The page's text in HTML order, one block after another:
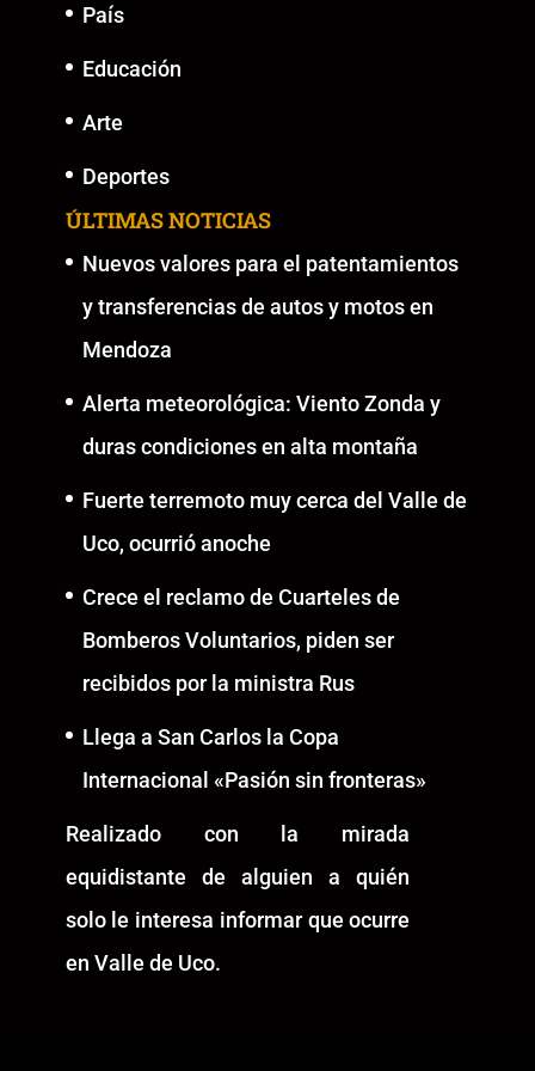
País
Educación
Arte
Deportes
ÚLTIMAS NOTICIAS
Nuevos valores para el patentamientos
y transferencias de autos y motos en
Mendoza
Alerta meteorológica: Viento Zonda y
duras condiciones en alta montaña
Fuerte terremoto muy cerca del Valle de
Uco, ocurrió anoche
Crece el reclamo de Cuarteles de
Bomberos Voluntarios, piden ser
recibidos por la ministra Rus
Llega a San Carlos la Copa
Internacional «Pasión sin fronteras»
Realizado con la mirada
equidistante de alguien a quién
solo le interesa informar que ocurre
en Valle de Uco.